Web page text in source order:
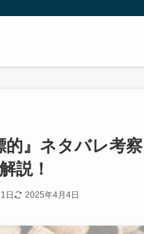
的』ネタバレ考
説！
日 2025年4月4日